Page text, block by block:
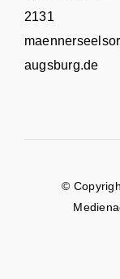
2131
augsburg.de
©